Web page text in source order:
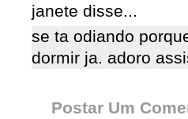
janete disse...
se ta odiando
dormir ja. adoro
Postar Um